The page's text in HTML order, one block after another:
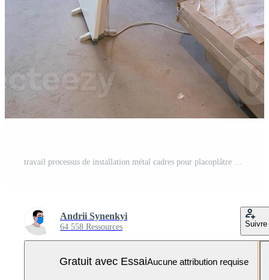
Andrii Synenkyi
64 558 Ressources Suivre
Gratuit avec EssaiAucune attribution requise